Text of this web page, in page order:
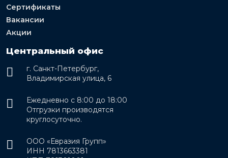
Сертификаты
Вакансии
Акции
Центральный офис
г. Санкт-Петербург,
Владимирская улица, 6
Ежедневно с 8:00 до 18:00
Отгрузки производятся
круглосуточно.
ООО «Евразия Групп»
ИНН 7813663381